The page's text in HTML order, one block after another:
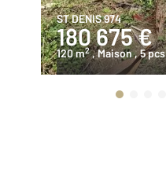
ST DENIS 974
180 675 €
120 m2 , Maison, 5 pcs